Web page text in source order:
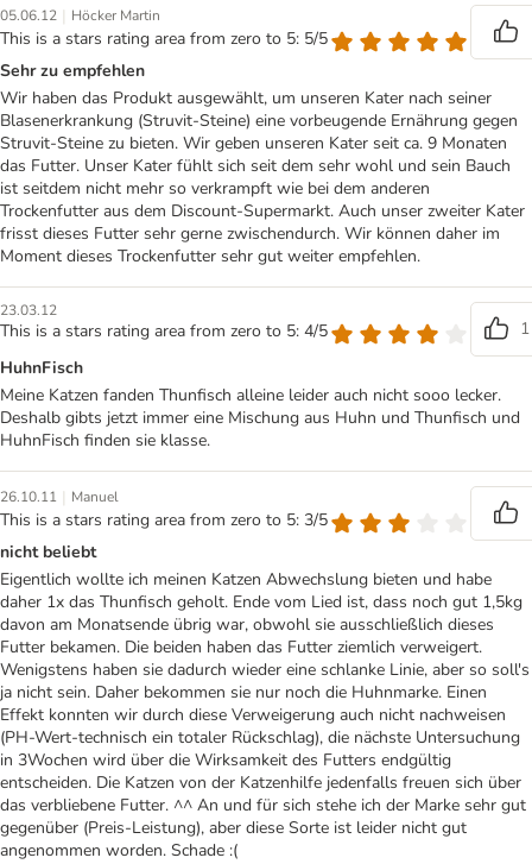
05.06.12 | Höcker Martin
This is a stars rating area from zero to 5: 5/5
Sehr zu empfehlen
Wir haben das Produkt ausgewählt, um unseren Kater nach seiner
Blasenerkrankung (Struvit-Steine) eine vorbeugende Ernährung gegen
Struvit-Steine zu bieten. Wir geben unseren Kater seit ca. 9 Monaten
das Futter. Unser Kater fühlt sich seit dem sehr wohl und sein Bauch
ist seitdem nicht mehr so verkrampft wie bei dem anderen
Trockenfutter aus dem Discount-Supermarkt. Auch unser zweiter Kater
frisst dieses Futter sehr gerne zwischendurch. Wir können daher im
Moment dieses Trockenfutter sehr gut weiter empfehlen.
23.03.12
This is a stars rating area from zero to 5: 4/5
1
HuhnFisch
Meine Katzen fanden Thunfisch alleine leider auch nicht sooo lecker.
Deshalb gibts jetzt immer eine Mischung aus Huhn und Thunfisch und
HuhnFisch finden sie klasse.
26.10.11 | Manuel
This is a stars rating area from zero to 5: 3/5
nicht beliebt
Eigentlich wollte ich meinen Katzen Abwechslung bieten und habe
daher 1x das Thunfisch geholt. Ende vom Lied ist, dass noch gut 1,5kg
davon am Monatsende übrig war, obwohl sie ausschließlich dieses
Futter bekamen. Die beiden haben das Futter ziemlich verweigert.
Wenigstens haben sie dadurch wieder eine schlanke Linie, aber so soll's
ja nicht sein. Daher bekommen sie nur noch die Huhnmarke. Einen
Effekt konnten wir durch diese Verweigerung auch nicht nachweisen
(PH-Wert-technisch ein totaler Rückschlag), die nächste Untersuchung
in 3Wochen wird über die Wirksamkeit des Futters endgültig
entscheiden. Die Katzen von der Katzenhilfe jedenfalls freuen sich über
das verbliebene Futter. ^^ An und für sich stehe ich der Marke sehr gut
gegenüber (Preis-Leistung), aber diese Sorte ist leider nicht gut
angenommen worden. Schade :(